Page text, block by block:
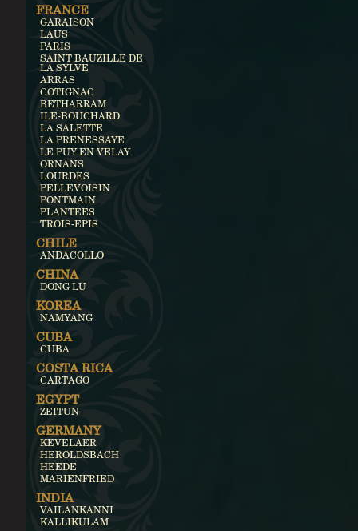
FRANCE
GARAISON
LAUS
PARIS
SAINT BAUZILLE DE
LA SYLVE
ARRAS
COTIGNAC
BETHARRAM
ILE-BOUCHARD
LA SALETTE
LA PRENESSAYE
LE PUY EN VELAY
ORNANS
LOURDES
PELLEVOISIN
PONTMAIN
PLANTEES
TROIS-EPIS
CHILE
ANDACOLLO
CHINA
DONG LU
KOREA
NAMYANG
CUBA
CUBA
COSTA RICA
CARTAGO
EGYPT
ZEITUN
GERMANY
KEVELAER
HEROLDSBACH
HEEDE
MARIENFRIED
INDIA
VAILANKANNI
KALLIKULAM